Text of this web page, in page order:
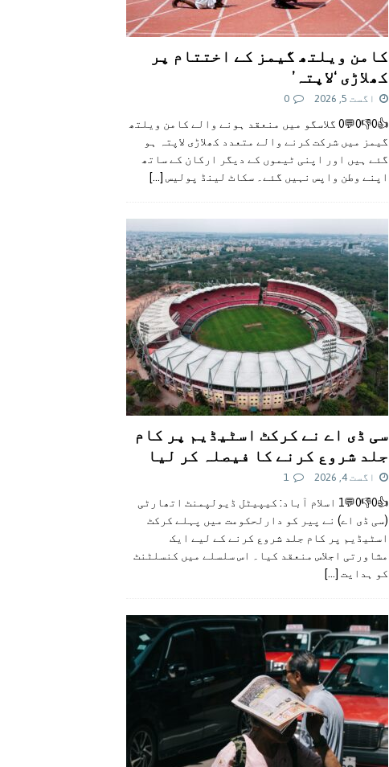
کامن ویلتھ گیمز کے اختتام پر
کھلاڑی ‘لاپتہ’
اگست 5, 2026 0
👍0👎0💬0 گلاسگو میں منعقد ہونے والے کامن ویلتھ
گیمز میں شرکت کرنے والے متعدد کھلاڑی لاپتہ ہو
گئے ہیں اور اپنی ٹیموں کے دیگر ارکان کے ساتھ
اپنے وطن واپس نہیں گئے۔ سکاٹ لینڈ پولیس [...]
سی ڈی اے نے کرکٹ اسٹیڈیم پر کام
جلد شروع کرنے کا فیصلہ کر لیا
اگست 4, 2026 1
👍0👎0💬1 اسلام آباد: کیپیٹل ڈیولپمنٹ اتھارٹی
(سی ڈی اے) نے پیر کو دارلحکومت میں پہلے کرکٹ
اسٹیڈیم پر کام جلد شروع کرنے کے لیے ایک
مشاورتی اجلاس منعقد کیا۔ اس سلسلے میں کنسلٹنٹ
کو ہدایت [...]